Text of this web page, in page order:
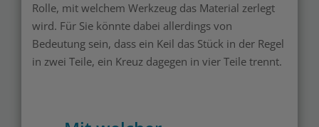
Rolle, mit welchem Werkzeug das Material zerlegt
wird. Für Sie könnte dabei allerdings von
Bedeutung sein, dass ein Keil das Stück in der Regel
in zwei Teile, ein Kreuz dagegen in vier Teile trennt.